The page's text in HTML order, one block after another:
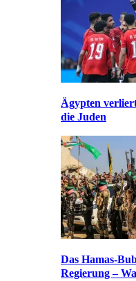
Ägypten
die Juden
Das Hamas-
Regierung –